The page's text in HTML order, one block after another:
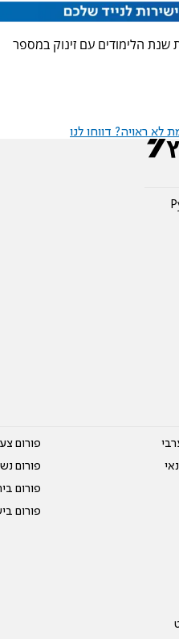
הלימודים עם זינוק במספר
ראויה? דווחו לנו
פורום
פורום
פורום
פורום